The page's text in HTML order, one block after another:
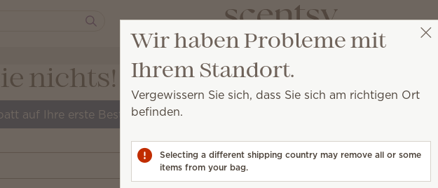
nichts!
auf Ihre erste Bestellung ab 106 € und erhalten Sie exklusive Updates.
Nachname
Wir haben Probleme mit
Ihrem Standort.
Vergewissern Sie sich, dass Sie sich am richtigen Ort
befinden.
Selecting a different shipping country may remove all or some
items from your bag.